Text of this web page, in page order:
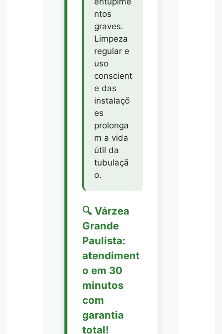
ntos
graves.
Limpeza
regular e
uso
conscient
e das
instalaçõ
es
prolonga
m a vida
útil da
tubulaçã
o.
🔍 Várzea
Grande
Paulista:
atendiment
o em 30
minutos
com
garantia
total!